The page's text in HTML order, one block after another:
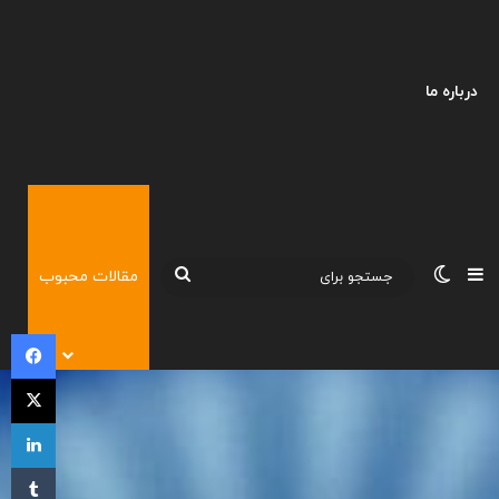
درباره ما
نوارکناریتغییر پوسته
جستجومقالات محبوب